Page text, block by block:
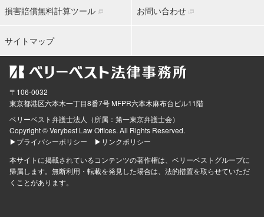
損害賠償無料計算ツール お問い合わせ
サイトマップ
〒106-0032
東京都港区六本木一丁目8番7号 MFPR六本木麻布台ビル11階
ベリーベスト弁護士法人（所属：第一東京弁護士会）
Copyright © Verybest Law Offices. All Rights Reserved.
▶プライバシーポリシー
▶リンクポリシー
本サイトに掲載されているコンテンツの著作権は、ベリーベストグループに
帰属します。無断利用・転載を発見した場合は、法的措置を取らせていただ
くことがあります。